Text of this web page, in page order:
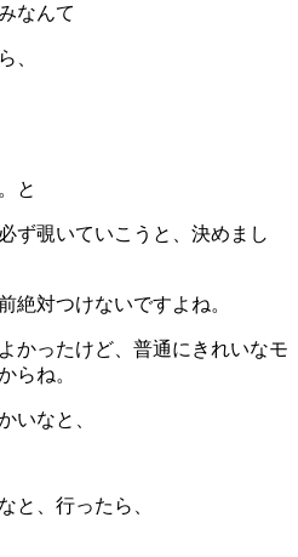
なんて
、
と
ず覗いていこうと、決めまし
絶対つけないですよね。
かったけど、普通にきれいなモ
らね。
いなと、
と、行ったら、